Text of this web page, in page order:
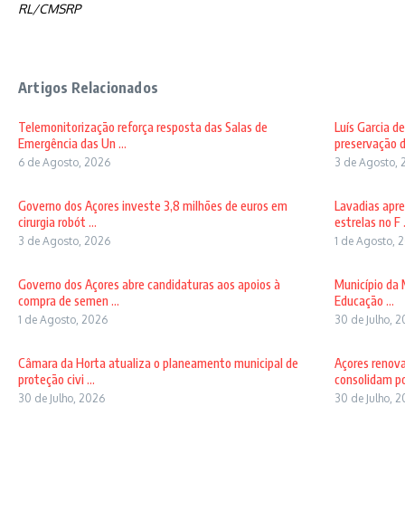
RL/CMSRP
Artigos Relacionados
Telemonitorização reforça resposta das Salas de
Emergência das Un ...
6 de Agosto, 2026
Luís Garcia
preservação
3 de Agosto,
Governo dos Açores investe 3,8 milhões de euros em
cirurgia robót ...
3 de Agosto, 2026
Lavadias
estrelas no F
1 de Agosto,
Governo dos Açores abre candidaturas aos apoios à
compra de semen ...
1 de Agosto, 2026
Município da
Educação ...
30 de Julho,
Câmara da Horta atualiza o planeamento municipal de
proteção civi ...
30 de Julho, 2026
Açores
consolidam
30 de Julho,